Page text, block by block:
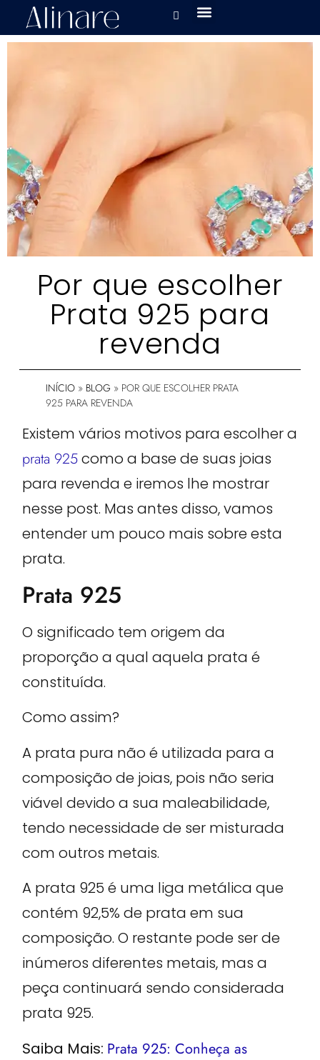
Por que escolher
Prata 925 para
revenda
INÍCIO » BLOG » POR QUE ESCOLHER PRATA
925 PARA REVENDA
Existem vários motivos para escolher a
prata 925como a base de suas joias
para revenda e iremos lhe mostrar
nesse post. Mas antes disso, vamos
entender um pouco mais sobre esta
prata.
Prata 925
O significado tem origem da
proporção a qual aquela prata é
constituída.
Como assim?
A prata pura não é utilizada para a
composição de joias, pois não seria
viável devido a sua maleabilidade,
tendo necessidade de ser misturada
com outros metais.
A prata 925 é uma liga metálica que
contém 92,5% de prata em sua
composição. O restante pode ser de
inúmeros diferentes metais, mas a
peça continuará sendo considerada
prata 925.
Saiba Mais: Prata 925: Conheça as